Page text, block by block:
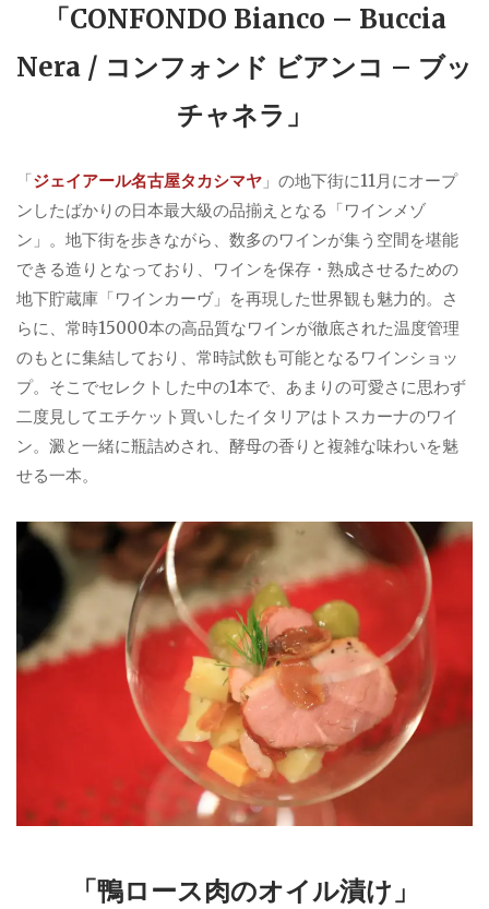
「CONFONDO Bianco – Buccia
Nera / コンフォンド ビアンコ – ブッ
チャネラ」
「ジェイアール名古屋タカシマヤ 」の地下街に11月にオープ
ンしたばかりの日本最大級の品揃えとなる「ワインメゾ
ン」。地下街を歩きながら、数多のワインが集う空間を堪能
できる造りとなっており、ワインを保存・熟成させるための
地下貯蔵庫「ワインカーヴ」を再現した世界観も魅力的。さ
らに、常時15000本の高品質なワインが徹底された温度管理
のもとに集結しており、常時試飲も可能となるワインショッ
プ。そこでセレクトした中の1本で、あまりの可愛さに思わず
二度見してエチケット買いしたイタリアはトスカーナのワイ
ン。澱と一緒に瓶詰めされ、酵母の香りと複雑な味わいを魅
せる一本。
「鴨ロース肉のオイル漬け」